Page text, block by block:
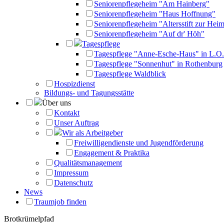
Seniorenpflegeheim "Am Hainberg"
Seniorenpflegeheim "Haus Hoffnung"
Seniorenpflegeheim "Altersstift zur
Seniorenpflegeheim "Auf dr' Höh"
Tagespflege
Tagespflege "Anne-Esche-Haus" in L.O.
Tagespflege "Sonnenhut" in Rothenburg
Tagespflege Waldblick
Hospizdienst
Bildungs- und Tagungsstätte
Über uns
Kontakt
Unser Auftrag
Wir als Arbeitgeber
Freiwilligendienste und Jugendförderung
Engagement & Praktika
Qualitätsmanagement
Impressum
Datenschutz
News
Traumjob finden
Brotkrümelpfad